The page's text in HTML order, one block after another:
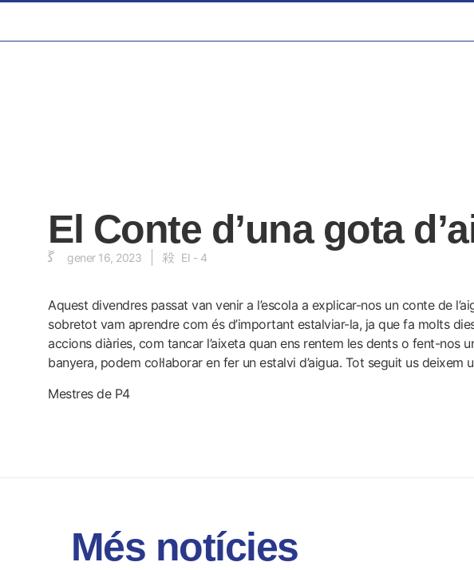
El Conte d’una gota
gener 16, 2023 EI - 4
Aquest divendres passat van venir a l’escola a explicar-nos un conte de
sobretot vam aprendre com és d’important estalviar-la, ja que fa molts
accions diàries, com tancar l’aixeta quan ens rentem les dents o fent-nos
banyera, podem col·laborar en fer un estalvi d’aigua. Tot seguit us deixem
Mestres de P4
Més notícies